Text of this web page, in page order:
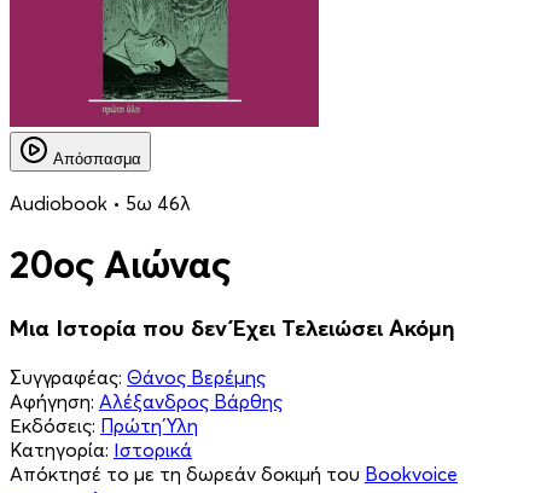
Απόσπασμα
Audiobook • 5ω 46λ
20ος Αιώνας
Μια Ιστορία που δεν Έχει Τελειώσει Ακόμη
Συγγραφέας: Θάνος Βερέμης
Αφήγηση: Αλέξανδρος Βάρθης
Εκδόσεις: Πρώτη Ύλη
Κατηγορία: Ιστορικά
Απόκτησέ το με τη δωρεάν δοκιμή του Bookvoice